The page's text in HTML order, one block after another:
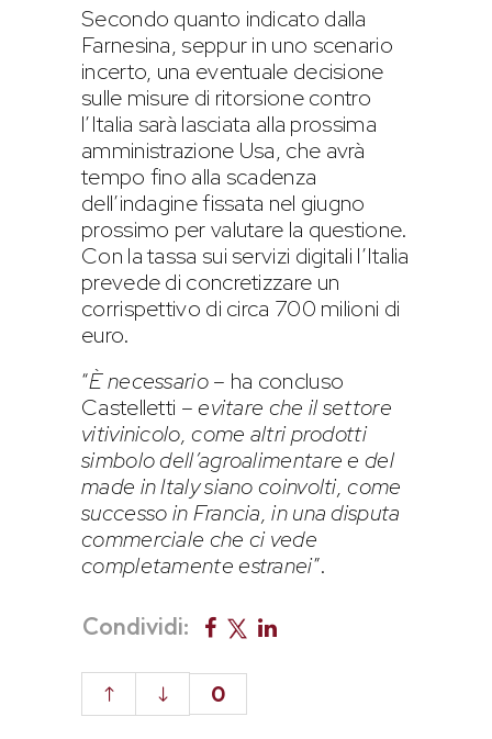
Secondo quanto indicato dalla
Farnesina, seppur in uno scenario
incerto, una eventuale decisione
sulle misure di ritorsione contro
l’Italia sarà lasciata alla prossima
amministrazione Usa, che avrà
tempo fino alla scadenza
dell’indagine fissata nel giugno
prossimo per valutare la questione.
Con la tassa sui servizi digitali l’Italia
prevede di concretizzare un
corrispettivo di circa 700 milioni di
euro.
“È necessario– ha concluso
Castelletti –evitare che il settore
vitivinicolo, come altri prodotti
simbolo dell’agroalimentare e del
made in Italy siano coinvolti, come
successo in Francia, in una disputa
commerciale che ci vede
completamente estranei”.
Condividi:
0